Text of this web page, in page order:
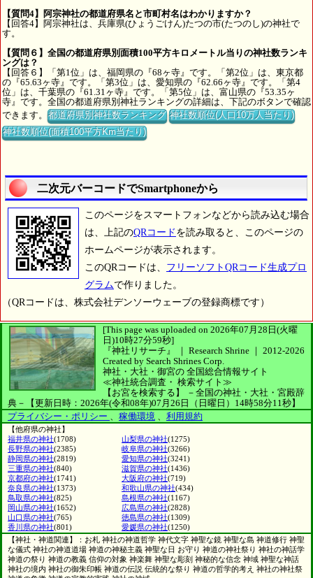
【質問4】阿宗神社の都道府県名と市町村名はわかりますか？
【回答4】阿宗神社は、兵庫県(ひょうごけん)たつの市(たつのし)の神社で
す。
【質問６】全国の都道府県別面積100平方キロメートル当りの神社数ランキ
ングは？
【回答６】「第1位」は、福岡県の『68ヶ寺』です。「第2位」は、東京都
の『65.63ヶ寺』です。「第3位」は、愛知県の『62.66ヶ寺』です。「第4
位」は、千葉県の『61.31ヶ寺』です。「第5位」は、富山県の『53.35ヶ
寺』です。全国の都道府県別神社ランキングの詳細は、下記のボタンで確認
できます。都道府県別神社数ランキング 神社数順位(人口10万人当たり)
神社数順位(面積100平方Km当たり)
二次元バーコードでSmartphoneから
このページをスマートフォンなどから読み込む場合
は、上記のQRコード を読み取ると、このページの
ホームページが表示されます。
このQRコードは、 フリーソフトQRコード生成プロ
グラムで作りました。
（QRコードは、株式会社デンソーウェーブの登録商標です）
[This page was uploaded on 2026年07月28日(火曜
日)10時27分59秒]
『神社リサーチ』 ｜ Research Shrine ｜ 2012-2026
Created by Search Shrines Corp.
神社・大社・御宮の 全国総合情報サイト
≪神社統合調査・ 検索サイト≫
【お宮を検索する】
－全国の神社・大社・宮殿辞
典－
【更新日時：2026年(令和08年)07月26日（日曜日）14時58分11秒】
プライバシー・ポリシー
稼働環境 利用規約
【他府県の神社】
福井県の神社(1708) 山梨県の神社(1275)
長野県の神社(2385) 岐阜県の神社(3266)
静岡県の神社(2819) 愛知県の神社(3241)
三重県の神社(840) 滋賀県の神社(1436)
京都府の神社(1741) 大阪府の神社(719)
奈良県の神社(1373) 和歌山県の神社(434)
鳥取県の神社(825) 島根県の神社(1167)
岡山県の神社(1652) 広島県の神社(2828)
山口県の神社(765) 徳島県の神社(1309)
香川県の神社(801) 愛媛県の神社(1250)
【神社・神道関連】：お札 神社の神道哲学 神代文字 神聖な鏡 神聖な島 神道修行 神聖
な儀式 神社の神道道場 神道の神秘主義 神聖な日 お守り 神道の神社祭り 神社の神話学
神道の祭り 神道の教義 信仰の対象 神楽舞 神聖な彫刻 神秘的な信念 神域 神聖な神話
神社の境内 神社の御朱印帳 神道の伝説 伝統的な祭り 神道の哲学的考え 神社の神社祭